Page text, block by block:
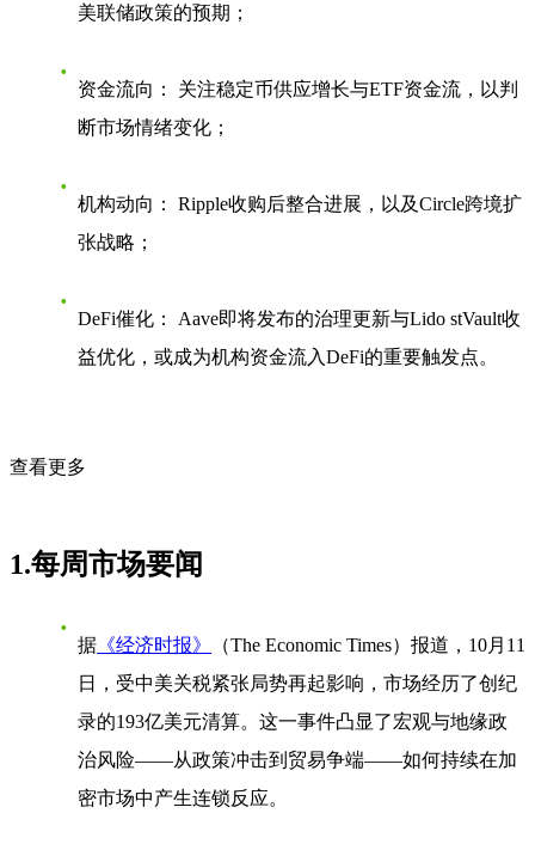
美联储政策的预期；
资金流向：
关注稳定币供应增长与ETF资金流，以判
断市场情绪变化；
机构动向：
Ripple收购后整合进展，以及Circle跨境扩
张战略；
DeFi催化：
Aave即将发布的治理更新与Lido stVault收
益优化，或成为机构资金流入DeFi的重要触发点。
查看更多
1.每周市场要闻
据 《经济时报》
（The Economic Times）报道，10月11
日，受中美关税紧张局势再起影响，市场经历了创纪
录的193亿美元清算。这一事件凸显了宏观与地缘政
治风险——从政策冲击到贸易争端——如何持续在加
密市场中产生连锁反应。